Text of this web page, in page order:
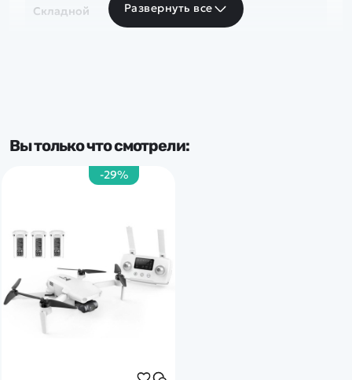
Складной
бесколлекторный
Подвес камеры:
Развернуть все
Вы только что смотрели:
-29%